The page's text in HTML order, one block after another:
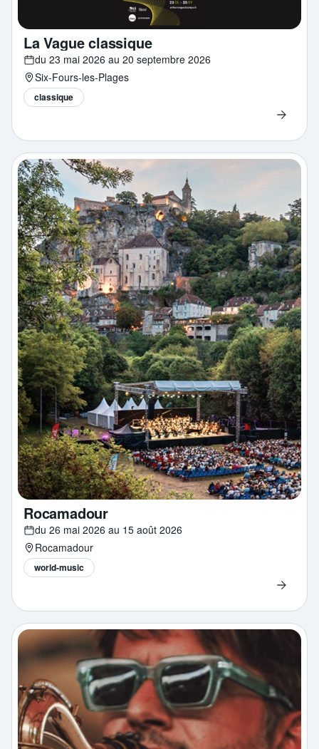
La Vague classique
du 23 mai 2026 au 20 septembre 2026
Six-Fours-les-Plages
classique
Rocamadour
du 26 mai 2026 au 15 août 2026
Rocamadour
world-music